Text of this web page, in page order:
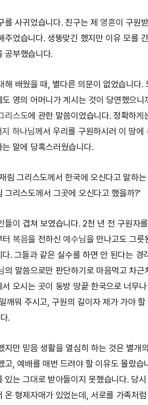
를 사귀었습니다. 친구는 제 영혼이 구원
주었습니다. 생뚱맞긴 했지만 이유 모를
공부했습니다.
해 배웠을 때, 별다른 의문이 없었습니다.
영의 어머니가 계시는 것이 당연했으니
리스도에 관한 말씀이었습니다. 정확하게
지 하나님께서 우리를 구원하시러 이 땅에
말에 당혹스러웠습니다.
림 그리스도께서 한국에 오신다고 말하
그리스도께서 그곳에 오신다고 했을까?’
들이 겹쳐 보였습니다. 2천 년 전 구원자
복음을 전하신 예수님을 만나고도 그릇
. 그들과 같은 실수를 하면 안 된다는 경
의 말씀으로만 판단하기로 마음먹고 차근
오시는 곳이 동방 땅끝 한국으로 너무
깨워 주시고, 구원의 길이자 제가 가야
.
지만 믿음 생활을 열심히 하는 것은 별개
고, 예배를 매번 드려야 할 이유도 몰랐습
있는 그대로 받아들이지 못했습니다. 당시
온 형제자매가 있었는데, 서로를 가족처